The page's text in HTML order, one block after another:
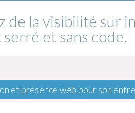
de la visibilité sur
et sans code.
et présence web pour son